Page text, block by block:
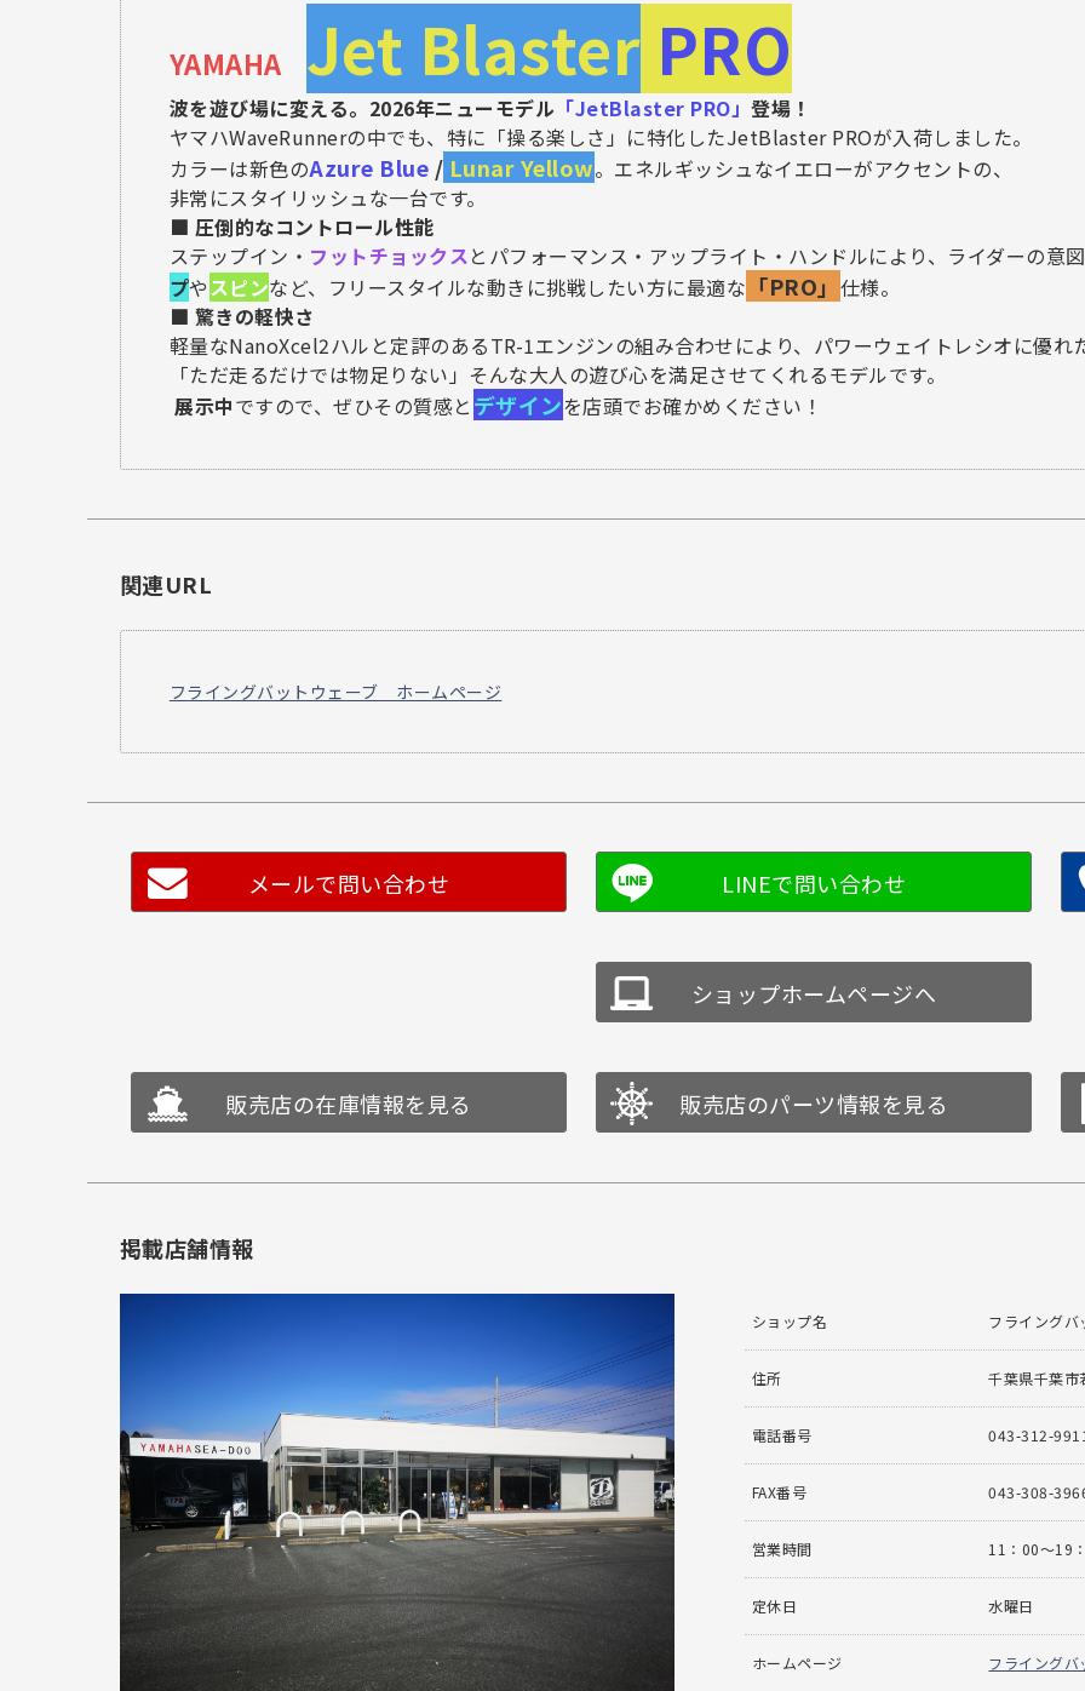
YAMAHA Jet Blaster PRO
波を遊び場に変える。2026年ニューモデル 「JetBlaster PRO」登場！
ヤマハWaveRunnerの中でも、特に「操る楽しさ」に特化したJetBlaster PROが入荷しました。
カラーは新色のAzure Blue / Lunar Yellow。エネルギッシュなイエローがアクセントの、
非常にスタイリッシュな一台です。
■ 圧倒的なコントロール性能
ステップイン・ フットチョックスとパフォーマンス・アップライト・ハンドルにより、ライダーの意
プやスピンなど、フリースタイルな動きに挑戦したい方に最適な 「PRO」 仕様。
■ 驚きの軽快さ
軽量なNanoXcel2ハルと定評のあるTR-1エンジンの組み合わせにより、パワーウェイトレシオに優れ
「ただ走るだけでは物足りない」そんな大人の遊び心を満足させてくれるモデルです。
展示中ですので、ぜひその質感と デザインを店頭でお確かめください！
関連URL
フライングバットウェーブ ホームページ
メールで問い合わせ
ショップホームページへ
販売店の在庫情報を見る 販売店のパーツ情報を見る
掲載店舗情報
ショップ名 フライングバ
住所 千葉県千葉市
電話番号 043-312-9911
FAX番号 043-308-
営業時間 11：00〜19
定休日 水曜日
ホームページ フライング